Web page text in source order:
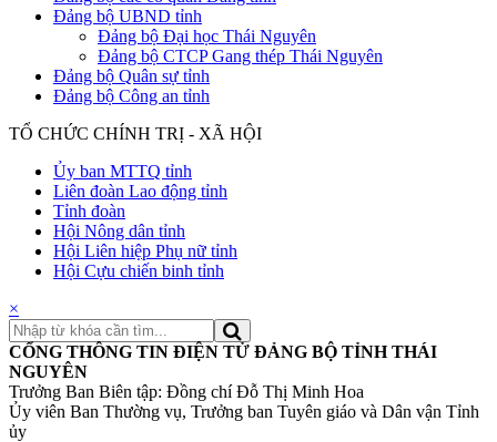
Đảng bộ UBND tỉnh
Đảng bộ Đại học Thái Nguyên
Đảng bộ CTCP Gang thép Thái Nguyên
Đảng bộ Quân sự tỉnh
Đảng bộ Công an tỉnh
TỔ CHỨC CHÍNH TRỊ - XÃ HỘI
Ủy ban MTTQ tỉnh
Liên đoàn Lao động tỉnh
Tỉnh đoàn
Hội Nông dân tỉnh
Hội Liên hiệp Phụ nữ tỉnh
Hội Cựu chiến binh tỉnh
×
CỔNG THÔNG TIN ĐIỆN TỬ ĐẢNG BỘ TỈNH THÁI
NGUYÊN
Trưởng Ban Biên tập: Đồng chí Đỗ Thị Minh Hoa
Ủy viên Ban Thường vụ, Trưởng ban Tuyên giáo và Dân vận Tỉnh
ủy